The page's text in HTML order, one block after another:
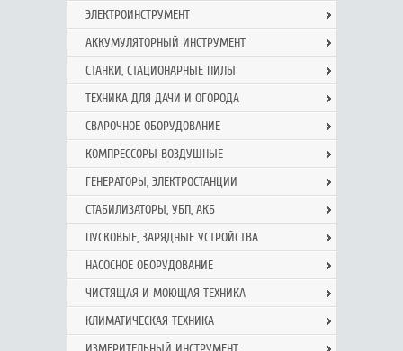
ЭЛЕКТРОИНСТРУМЕНТ
АККУМУЛЯТОРНЫЙ ИНСТРУМЕНТ
СТАНКИ, СТАЦИОНАРНЫЕ ПИЛЫ
ТЕХНИКА ДЛЯ ДАЧИ И ОГОРОДА
СВАРОЧНОЕ ОБОРУДОВАНИЕ
КОМПРЕССОРЫ ВОЗДУШНЫЕ
ГЕНЕРАТОРЫ, ЭЛЕКТРОСТАНЦИИ
СТАБИЛИЗАТОРЫ, УБП, АКБ
ПУСКОВЫЕ, ЗАРЯДНЫЕ УСТРОЙСТВА
НАСОСНОЕ ОБОРУДОВАНИЕ
ЧИСТЯЩАЯ И МОЮЩАЯ ТЕХНИКА
КЛИМАТИЧЕСКАЯ ТЕХНИКА